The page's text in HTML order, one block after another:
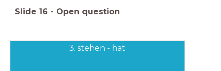
Slide 16 - Open question
3. stehen - hat